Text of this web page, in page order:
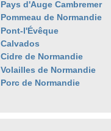
Pays d'Auge Cambremer
Pommeau de Normandie
Pont-l'Évêque
Calvados
Cidre de Normandie
Volailles de Normandie
Porc de Normandie